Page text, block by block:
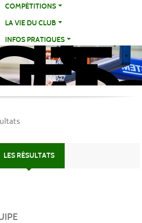
COMPÉTITIONS
LA VIE DU CLUB
INFOS PRATIQUES
LES RÉSULTATS
cookies